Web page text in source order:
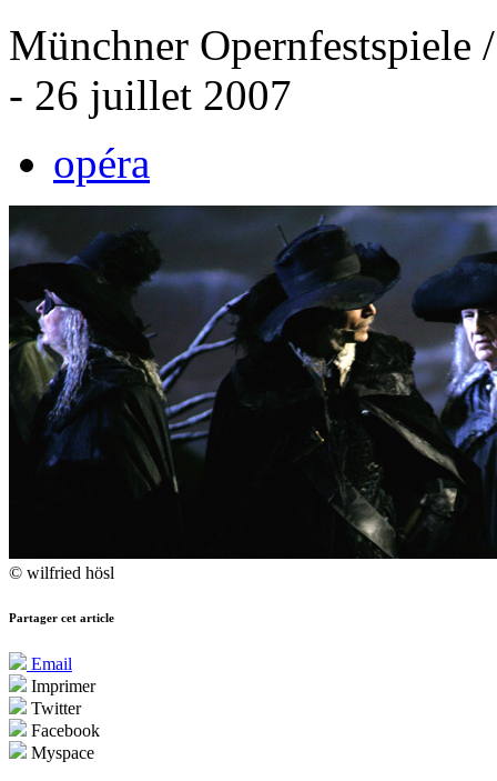
Münchner Opernfestspiele
- 26 juillet 2007
opéra
© wilfried hösl
Partager cet article
Email
Imprimer
Twitter
Facebook
Myspace